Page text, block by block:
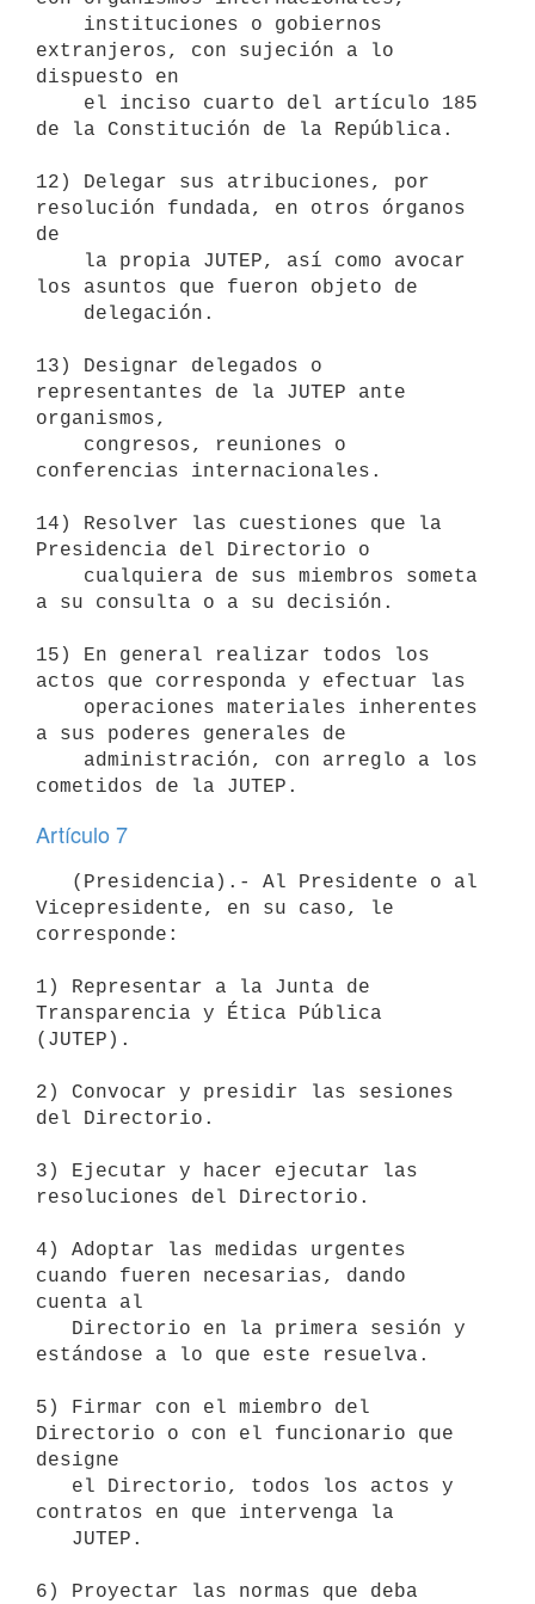
extranjeros, con sujeción a lo
dispuesto en
de la Constitución de la República.
12) Delegar sus atribuciones, por
resolución fundada, en otros órganos
de
los asuntos que fueron objeto de
13) Designar delegados o
representantes de la JUTEP ante
organismos,
conferencias internacionales.
14) Resolver las cuestiones que la
Presidencia del Directorio o
a su consulta o a su decisión.
15) En general realizar todos los
actos que corresponda y efectuar las
a sus poderes generales de
Artículo 7
Vicepresidente, en su caso, le
corresponde:
1) Representar a la Junta de
Transparencia y Ética Pública
(JUTEP).
2) Convocar y presidir las sesiones
del Directorio.
3) Ejecutar y hacer ejecutar las
resoluciones del Directorio.
4) Adoptar las medidas urgentes
cuando fueren necesarias, dando
cuenta al
estándose a lo que este resuelva.
5) Firmar con el miembro del
Directorio o con el funcionario que
designe
contratos en que intervenga la
6) Proyectar las normas que deba